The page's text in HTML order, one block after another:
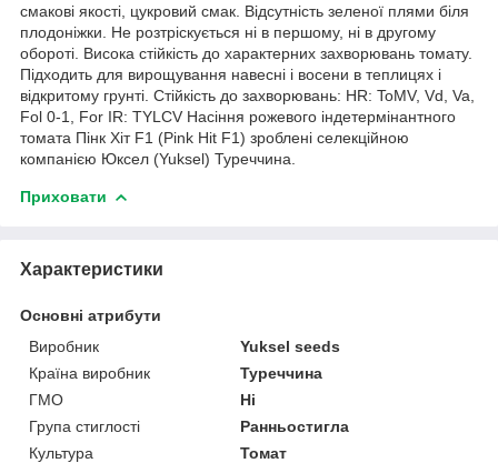
смакові якості, цукровий смак. Відсутність зеленої плями біля
плодоніжки. Не розтріскується ні в першому, ні в другому
обороті. Висока стійкість до характерних захворювань томату.
Підходить для вирощування навесні і восени в теплицях і
відкритому грунті. Стійкість до захворювань: HR: ToMV, Vd, Va,
Fol 0-1, For IR: TYLCV Насіння рожевого індетермінантного
томата Пінк Хіт F1 (Pink Hit F1) зроблені селекційною
компанією Юксел (Yuksel) Туреччина.
Приховати
Характеристики
Основні атрибути
Виробник
Yuksel seeds
Країна виробник
Туреччина
ГМО
Ні
Група стиглості
Ранньостигла
Культура
Томат